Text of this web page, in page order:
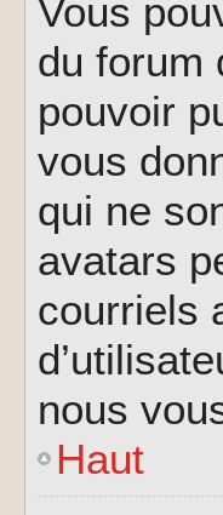
Vous
du forum
pouvoir
vous
qui ne
avatars
courriels
nous
Haut